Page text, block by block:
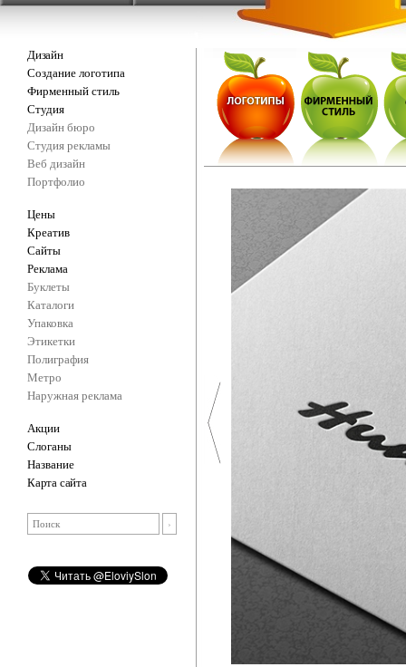
Дизайн
Создание логотипа
Фирменный стиль
Студия
Дизайн бюро
Студия рекламы
Веб дизайн
Портфолио
Цены
Креатив
Сайты
Реклама
Буклеты
Каталоги
Упаковка
Этикетки
Полиграфия
Метро
Наружная реклама
Акции
Слоганы
Название
Карта сайта